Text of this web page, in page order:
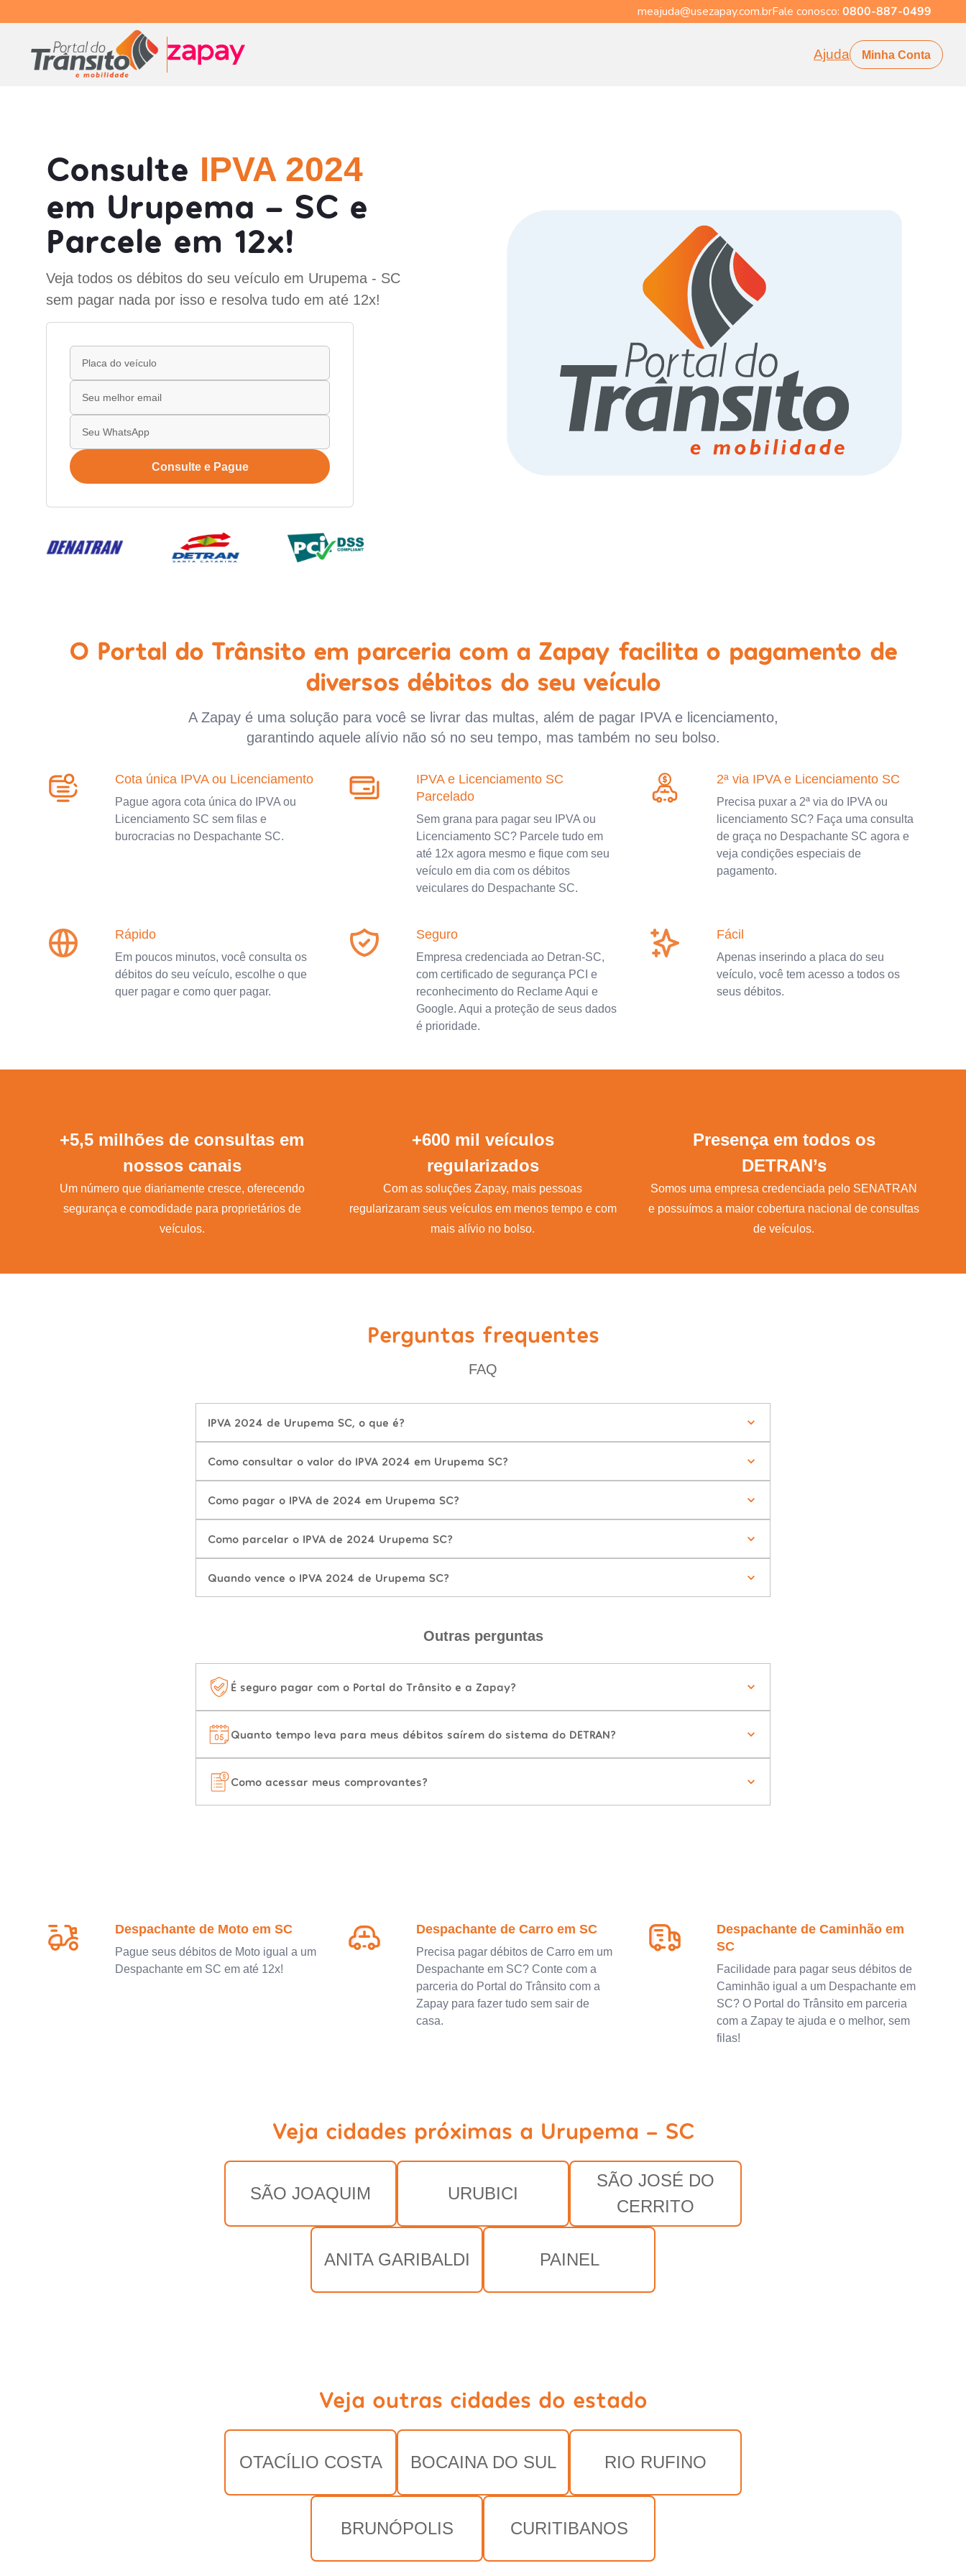
meajuda@usezapay.com.brFale conosco: 0800-887-0499
Ajuda Minha Conta
Consulte IPVA 2024
em Urupema - SC e
Parcele em 12x!
Veja todos os débitos do seu veículo em Urupema - SC
sem pagar nada por isso e resolva tudo em até 12x!
Consulte e Pague
O Portal do Trânsito em parceria com a Zapay facilita o pagamento de
diversos débitos do seu veículo
A Zapay é uma solução para você se livrar das multas, além de pagar IPVA e licenciamento,
garantindo aquele alívio não só no seu tempo, mas também no seu bolso.
Cota única IPVA ou Licenciamento
Pague agora cota única do IPVA ou
Licenciamento SC sem filas e
burocracias no Despachante SC.
IPVA e Licenciamento SC
Parcelado
Sem grana para pagar seu IPVA ou
Licenciamento SC? Parcele tudo em
até 12x agora mesmo e fique com seu
veículo em dia com os débitos
veiculares do Despachante SC.
2ª via IPVA e Licenciamento SC
Precisa puxar a 2ª via do IPVA ou
licenciamento SC? Faça uma consulta
de graça no Despachante SC agora e
veja condições especiais de
pagamento.
Rápido
Em poucos minutos, você consulta os
débitos do seu veículo, escolhe o que
quer pagar e como quer pagar.
Seguro
Empresa credenciada ao Detran-SC,
com certificado de segurança PCI e
reconhecimento do Reclame Aqui e
Google. Aqui a proteção de seus dados
é prioridade.
Fácil
Apenas inserindo a placa do seu
veículo, você tem acesso a todos os
seus débitos.
+5,5 milhões de consultas em
nossos canais
Um número que diariamente cresce, oferecendo
segurança e comodidade para proprietários de
veículos.
+600 mil veículos
regularizados
Com as soluções Zapay, mais pessoas
regularizaram seus veículos em menos tempo e com
mais alívio no bolso.
Presença em todos os
DETRAN’s
Somos uma empresa credenciada pelo SENATRAN
e possuímos a maior cobertura nacional de consultas
de veículos.
Perguntas frequentes
FAQ
IPVA 2024 de Urupema SC, o que é?
Como consultar o valor do IPVA 2024 em Urupema SC?
Como pagar o IPVA de 2024 em Urupema SC?
Como parcelar o IPVA de 2024 Urupema SC?
Quando vence o IPVA 2024 de Urupema SC?
Outras perguntas
É seguro pagar com o Portal do Trânsito e a Zapay?
Quanto tempo leva para meus débitos saírem do sistema do DETRAN?
Como acessar meus comprovantes?
Despachante de Moto em SC
Pague seus débitos de Moto igual a um
Despachante em SC em até 12x!
Despachante de Carro em SC
Precisa pagar débitos de Carro em um
Despachante em SC? Conte com a
parceria do Portal do Trânsito com a
Zapay para fazer tudo sem sair de
casa.
Despachante de Caminhão em
SC
Facilidade para pagar seus débitos de
Caminhão igual a um Despachante em
SC? O Portal do Trânsito em parceria
com a Zapay te ajuda e o melhor, sem
filas!
Veja cidades próximas a Urupema - SC
SÃO JOAQUIM URUBICI
SÃO JOSÉ DO
CERRITO
ANITA GARIBALDI PAINEL
Veja outras cidades do estado
OTACÍLIO COSTA BOCAINA DO SUL RIO RUFINO
BRUNÓPOLIS CURITIBANOS